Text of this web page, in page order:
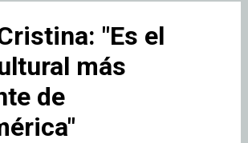
"Es el
más
de